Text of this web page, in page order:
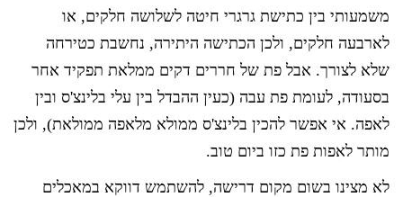
משמעותי בין כתישת גרגרי חיטה לשלושה חלקים, או
לארבעה חלקים, ולכן הכתישה היתירה, נחשבת כטירחה
שלא לצורך. אבל פת של חררים דקים ממלאת תפקיד אחר
בסעודה, לעומת פת עבה (כעין ההבדל בין עלי בלינצ'ס ובין
לאפה. אי אפשר להכין בלינצ'ס ממולא מלאפה ממולאת), ולכן
מותר לאפות פת כזו ביום טוב.
לא מצינו בשום מקום דרישה, להשתמש דווקא במאכלים